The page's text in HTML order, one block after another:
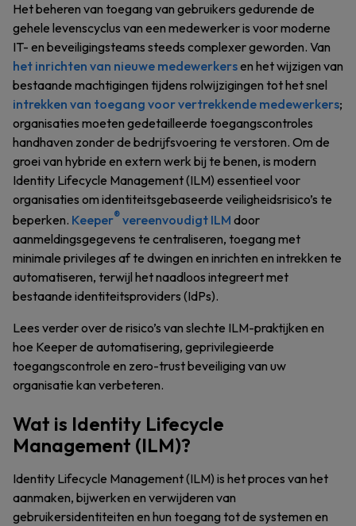
Het beheren van toegang van gebruikers gedurende de
gehele levenscyclus van een medewerker is voor moderne
IT- en beveiligingsteams steeds complexer geworden. Van
het inrichten van nieuwe medewerkersen het wijzigen van
bestaande machtigingen tijdens rolwijzigingen tot het snel
intrekken van toegang voor vertrekkende medewerkers;
organisaties moeten gedetailleerde toegangscontroles
handhaven zonder de bedrijfsvoering te verstoren. Om de
groei van hybride en extern werk bij te benen, is modern
Identity Lifecycle Management (ILM) essentieel voor
organisaties om identiteitsgebaseerde veiligheidsrisico’s te
beperken. Keeper®vereenvoudigt ILM door
aanmeldingsgegevens te centraliseren, toegang met
minimale privileges af te dwingen en inrichten en intrekken te
automatiseren, terwijl het naadloos integreert met
bestaande identiteitsproviders (IdPs).
Lees verder over de risico’s van slechte ILM-praktijken en
hoe Keeper de automatisering, geprivilegieerde
toegangscontrole en zero-trust beveiliging van uw
organisatie kan verbeteren.
Wat is Identity Lifecycle
Management (ILM)?
Identity Lifecycle Management (ILM) is het proces van het
aanmaken, bijwerken en verwijderen van
gebruikersidentiteiten en hun toegang tot de systemen en